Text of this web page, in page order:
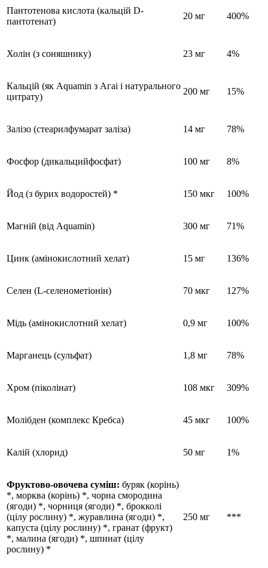
Пантотенова кислота (кальцій D-
пантотенат)
20 мг 400%
Холін (з соняшнику) 23 мг 4%
Кальцій (як Aquamin з Агаі і натурального
цитрату)
200 мг 15%
Залізо (стеарилфумарат заліза) 14 мг 78%
Фосфор (дикальцийфосфат) 100 мг 8%
Йод (з бурих водоростей) * 150 мкг 100%
Магній (від Aquamin) 300 мг 71%
Цинк (амінокислотний хелат) 15 мг 136%
Селен (L-селенометіонін) 70 мкг 127%
Мідь (амінокислотний хелат) 0,9 мг 100%
Марганець (сульфат) 1,8 мг 78%
Хром (піколінат) 108 мкг 309%
Молібден (комплекс Кребса) 45 мкг 100%
Калій (хлорид) 50 мг 1%
Фруктово-овочева суміш: буряк (корінь)
*, морква (корінь) *, чорна смородина
(ягоди) *, чорниця (ягоди) *, брокколі
(цілу рослину) *, журавлина (ягоди) *,
капуста (цілу рослину) *, гранат (фрукт)
*, малина (ягоди) *, шпинат (цілу
рослину) *
250 мг ***